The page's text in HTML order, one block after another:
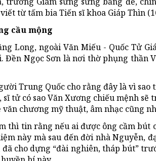
từ tấm bia Tiến sĩ khoa Giáp Thìn
cầu mộng
Long, ngoài Văn Miếu - Quốc Tử
Đền Ngọc Sơn là nơi thờ phụng thần
Trung Quốc cho rằng đây là vì
tử có sao Văn Xương chiếu mệnh
văn chương mỹ thuật, âm nhạc cũng
thì tin rằng nếu ai được ông cầm bút
này mà sau đến đời nhà Nguyễn,
đã cho dựng “đài nghiên, tháp bút”